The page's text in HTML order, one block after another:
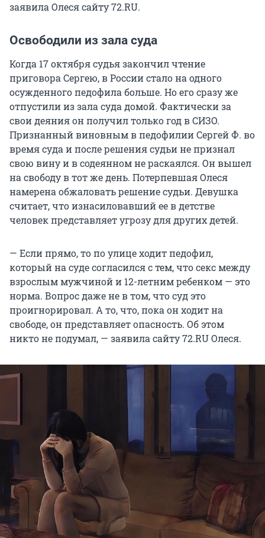
заявила Олеся сайту 72.RU.
Освободили из зала суда
Когда 17 октября судья закончил чтение
приговора Сергею, в России стало на одного
осужденного педофила больше. Но его сразу же
отпустили из зала суда домой. Фактически за
свои деяния он получил только год в СИЗО.
Признанный виновным в педофилии Сергей Ф. во
время суда и после решения судьи не признал
свою вину и в содеянном не раскаялся. Он вышел
на свободу в тот же день. Потерпевшая Олеся
намерена обжаловать решение судьи. Девушка
считает, что изнасиловавший ее в детстве
человек представляет угрозу для других детей.
— Если прямо, то по улице ходит педофил,
который на суде согласился с тем, что секс между
взрослым мужчиной и 12-летним ребенком — это
норма. Вопрос даже не в том, что суд это
проигнорировал. А то, что, пока он ходит на
свободе, он представляет опасность. Об этом
никто не подумал, — заявила сайту 72.RU Олеся.